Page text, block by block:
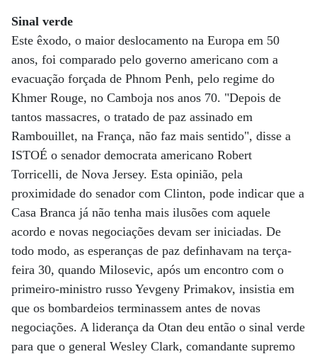
Sinal verde
Este êxodo, o maior deslocamento na Europa em 50
anos, foi comparado pelo governo americano com a
evacuação forçada de Phnom Penh, pelo regime do
Khmer Rouge, no Camboja nos anos 70. "Depois de
tantos massacres, o tratado de paz assinado em
Rambouillet, na França, não faz mais sentido", disse a
ISTOÉ o senador democrata americano Robert
Torricelli, de Nova Jersey. Esta opinião, pela
proximidade do senador com Clinton, pode indicar que a
Casa Branca já não tenha mais ilusões com aquele
acordo e novas negociações devam ser iniciadas. De
todo modo, as esperanças de paz definhavam na terça-
feira 30, quando Milosevic, após um encontro com o
primeiro-ministro russo Yevgeny Primakov, insistia em
que os bombardeios terminassem antes de novas
negociações. A liderança da Otan deu então o sinal verde
para que o general Wesley Clark, comandante supremo